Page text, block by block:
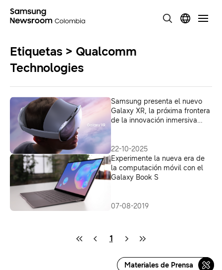
Etiquetas > Qualcomm
Technologies
Samsung presenta el nuevo
Galaxy XR, la próxima frontera
de la innovación inmersiva
22-10-2025
Experimente la nueva era de
la computación móvil con el
Galaxy Book S
07-08-2019
1
Materiales de Prensa